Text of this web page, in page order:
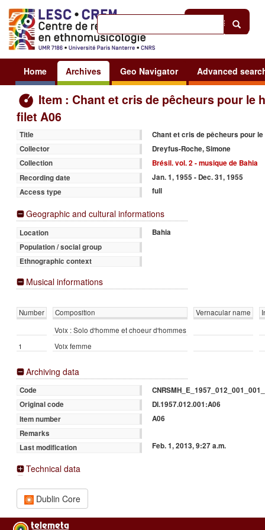
Sign in
Home Archives Geo Navigator Advanced
Item : Chant et cris de pêcheurs pour le
filet A06
Title
Chant et cris de pêcheurs pour
Collector
Dreyfus-Roche, Simone
Collection
Brésil. vol. 2 - musique de Bahia
Recording date
Jan. 1, 1955 - Dec. 31, 1955
Access type
full
Geographic and cultural informations
Location
Bahia
Population / social group
Ethnographic context
Musical informations
Number Composition Vernacular name
Voix : Solo d'homme et choeur d'hommes
1
Voix femme
Archiving data
Code
Original code
DI.1957.012.001:A06
Item number
A06
Remarks
Last modification
Feb. 1, 2013, 9:27 a.m.
Technical data
Dublin Core